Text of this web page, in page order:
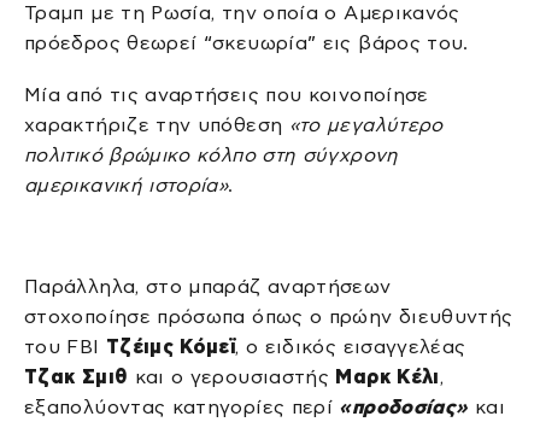
Τραμπ με τη Ρωσία, την οποία ο Αμερικανός
πρόεδρος θεωρεί “σκευωρία” εις βάρος του.
Μία από τις αναρτήσεις που κοινοποίησε
χαρακτήριζε την υπόθεση «το μεγαλύτερο
πολιτικό βρώμικο κόλπο στη σύγχρονη
αμερικανική ιστορία».
Παράλληλα, στο μπαράζ αναρτήσεων
στοχοποίησε πρόσωπα όπως ο πρώην διευθυντής
του FBI Τζέιμς Κόμεϊ, ο ειδικός εισαγγελέας
Τζακ Σμιθ και ο γερουσιαστής Μαρκ Κέλι,
εξαπολύοντας κατηγορίες περί «προδοσίας» και